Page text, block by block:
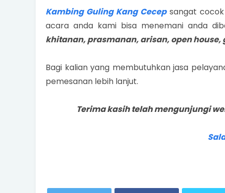
Kambing Guling Kang Cecepsangat cocok
acara anda kami bisa menemani anda
khitanan, prasmanan, arisan, open
Bagi kalian yang membutuhkan jasa
pemesanan lebih lanjut.
Terima kasih telah mengunjungi